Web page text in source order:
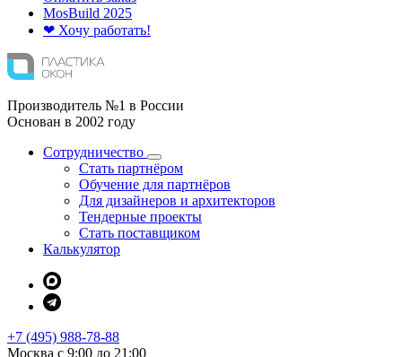
MosBuild 2025
❤ Хочу работать!
Производитель №1 в России
Основан в 2002 году
Сотрудничество
Стать партнёром
Обучение для партнёров
Для дизайнеров и архитекторов
Тендерные проекты
Стать поставщиком
Калькулятор
+7 (495) 988-78-88
Москва с 9:00 до 21:00